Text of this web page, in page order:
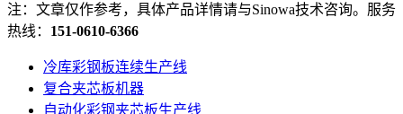
注：文章仅作参考，具体产品详情请与Sinowa技术咨询。服务
热线： 151-0610-6366
冷库彩钢板连续生产线
复合夹芯板机器
自动化彩钢夹芯板生产线